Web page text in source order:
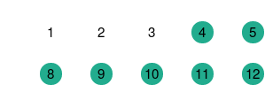
1 2 3 4 5
8 9 10 11 12